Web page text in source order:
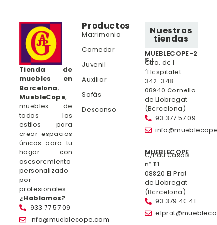
Tienda de
muebles en
Barcelona,
MuebleCope,
muebles de
todos los
estilos para
crear espacios
únicos para tu
hogar con
asesoramiento
personalizado
por
profesionales.
¿Hablamos?
933 77 57 09
info@mueblecope.com
Productos
Matrimonio
Comedor
Juvenil
Auxiliar
Sofás
Descanso
Nuestras
tiendas
MUEBLECOPE-2
S.L.
Ctra. de l
´Hospitalet
342-348
08940 Cornella
de Llobregat
(Barcelona)
93 377 57 09
MUEBLECOPE
C/Pau Casals
nº 111
08820 El Prat
de Llobregat
(Barcelona)
93 379 40 41